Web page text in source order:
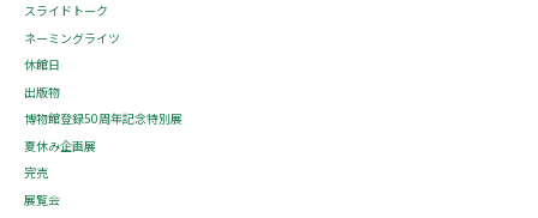
スライドトーク
ネーミングライツ
休館日
出版物
博物館登録50周年記念特別展
夏休み企画展
完売
展覧会